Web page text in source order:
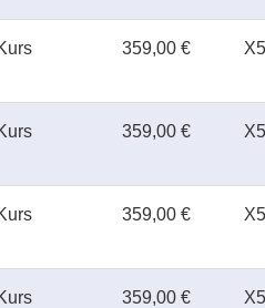
359,00 €
359,00 €
359,00 €
359,00 €